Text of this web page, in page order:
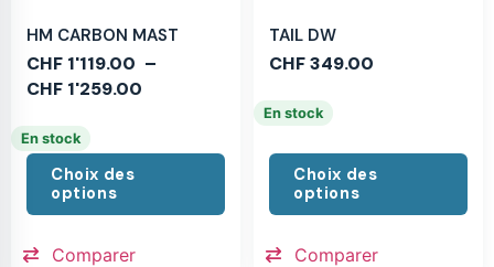
HM CARBON MAST
CHF 1'119.00 –
CHF 1'259.00
En stock
Choix des
options
Comparer
TAIL DW
CHF349.00
En stock
Choix des
options
Comparer